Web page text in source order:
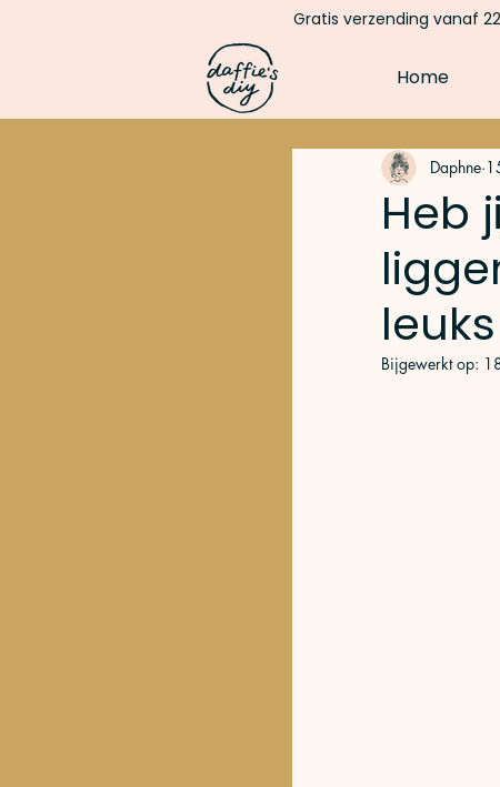
Gratis verzending vanaf
Home
Heb
Daphne
Bijgewerkt op: